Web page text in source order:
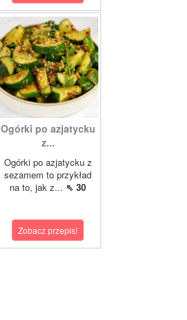
Ogórki po azjatycku
z...
Ogórki po azjatycku z
sezamem to przykład
na to, jak z... ⇖ 30
Zobacz przepis!